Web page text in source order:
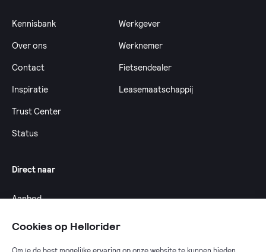
Kennisbank
Over ons
Contact
Inspiratie
Trust Center
Status
Werkgever
Werknemer
Fietsendealer
Leasemaatschappij
Direct naar
Aanbod
Cookies op Hellorider
Om je de best mogelijke ervaring op onze website te kunnen bieden